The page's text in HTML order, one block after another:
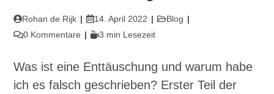
Beitrags-
Autor:
Rohan de Rijk
Beitrag
veröffentlicht:
14. April 2022
Beitrags-
Blog
Beitrags-
0 Kommentare Lesedauer:
3 min Lesezeit
Was ist eine Enttäuschung und warum habe
ich es falsch geschrieben? Erster Teil der